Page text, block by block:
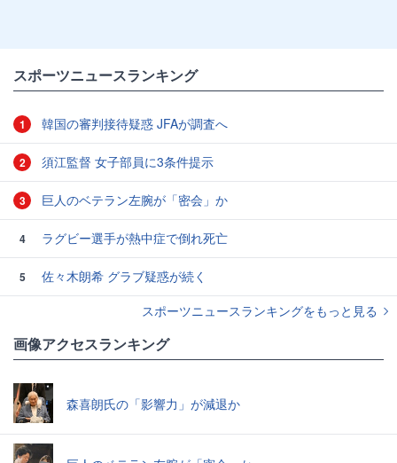
スポーツニュースランキング
1 韓国の審判接待疑惑 JFAが調査へ
2 須江監督 女子部員に3条件提示
3 巨人のベテラン左腕が「密会」か
4 ラグビー選手が熱中症で倒れ死亡
5
佐々木朗希 グラブ疑惑が続く
スポーツニュースランキングをもっと見る
画像アクセスランキング
森喜朗氏の「影響力」が減退か